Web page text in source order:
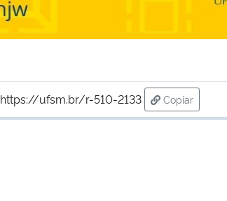
https://ufsm.br/r-510-2133
Copiar
para área